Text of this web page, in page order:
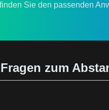
Sie den passenden
zum